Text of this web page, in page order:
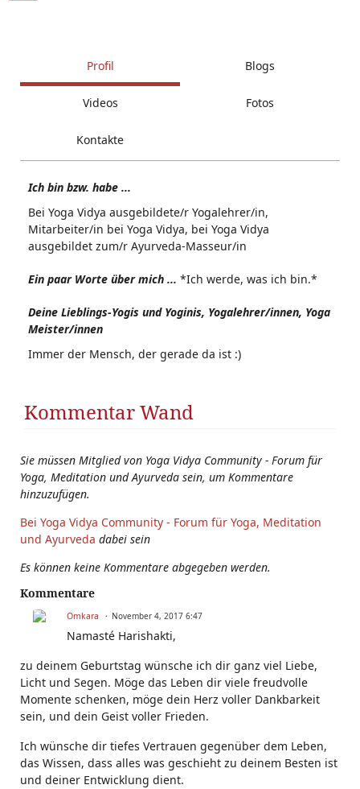
Profil Blogs
Videos Fotos
Kontakte
Ich bin bzw. habe ...
Bei Yoga Vidya ausgebildete/r Yogalehrer/in,
Mitarbeiter/in bei Yoga Vidya, bei Yoga Vidya
ausgebildet zum/r Ayurveda-Masseur/in
Ein paar Worte über mich ... *Ich werde, was ich bin.*
Deine Lieblings-Yogis und Yoginis, Yogalehrer/innen, Yoga
Meister/innen
Immer der Mensch, der gerade da ist :)
Kommentar Wand
Sie müssen Mitglied von Yoga Vidya Community - Forum für
Yoga, Meditation und Ayurveda sein, um Kommentare
hinzuzufügen.
Bei Yoga Vidya Community - Forum für Yoga, Meditation
und Ayurveda dabei sein
Es können keine Kommentare abgegeben werden.
Kommentare
Omkara November 4, 2017 6:47
Namasté Harishakti,
zu deinem Geburtstag wünsche ich dir ganz viel Liebe,
Licht und Segen. Möge das Leben dir viele freudvolle
Momente schenken, möge dein Herz voller Dankbarkeit
sein, und dein Geist voller Frieden.
Ich wünsche dir tiefes Vertrauen gegenüber dem Leben,
das Wissen, dass alles was geschieht zu deinem Besten ist
und deiner Entwicklung dient.